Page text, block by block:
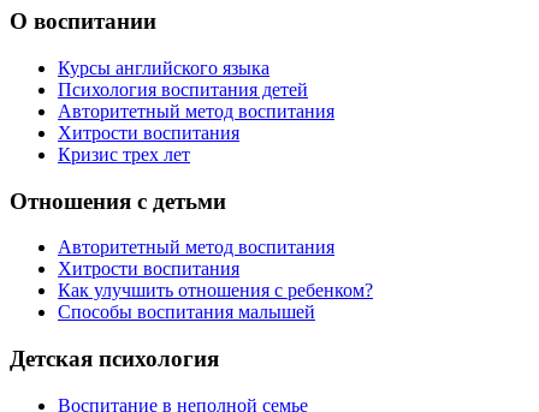
О воспитании
Курсы английского языка
Психология воспитания детей
Авторитетный метод воспитания
Хитрости воспитания
Кризис трех лет
Отношения с детьми
Авторитетный метод воспитания
Хитрости воспитания
Как улучшить отношения с ребенком?
Способы воспитания малышей
Детская психология
Воспитание в неполной семье